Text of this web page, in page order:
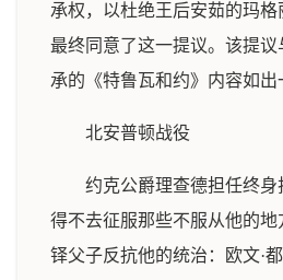
承权，以杜绝王后安茹的玛
最终同意了这一提议。该提
承的《特鲁瓦和约》内容如出
北安普顿战役
约克公爵理查德担任终
得不去征服那些不服从他的
铎父子反抗他的统治：欧文·